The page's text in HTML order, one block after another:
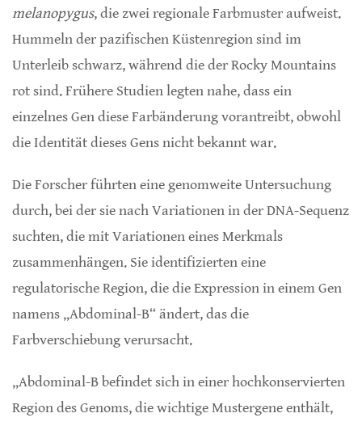
melanopygus, die zwei regionale Farbmuster aufweist.
Hummeln der pazifischen Küstenregion sind im
Unterleib schwarz, während die der Rocky Mountains
rot sind. Frühere Studien legten nahe, dass ein
einzelnes Gen diese Farbänderung vorantreibt, obwohl
die Identität dieses Gens nicht bekannt war.
Die Forscher führten eine genomweite Untersuchung
durch, bei der sie nach Variationen in der DNA-Sequenz
suchten, die mit Variationen eines Merkmals
zusammenhängen. Sie identifizierten eine
regulatorische Region, die die Expression in einem Gen
namens „Abdominal-B“ ändert, das die
Farbverschiebung verursacht.
„Abdominal-B befindet sich in einer hochkonservierten
Region des Genoms, die wichtige Mustergene enthält,